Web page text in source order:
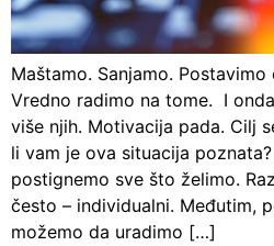
Maštamo. Sanjamo.
Vredno radimo na tome. I
više njih. Motivacija pada. Cilj
li vam je ova situacija
postignemo sve što želimo.
često – individualni. Međutim,
možemo da uradimo […]